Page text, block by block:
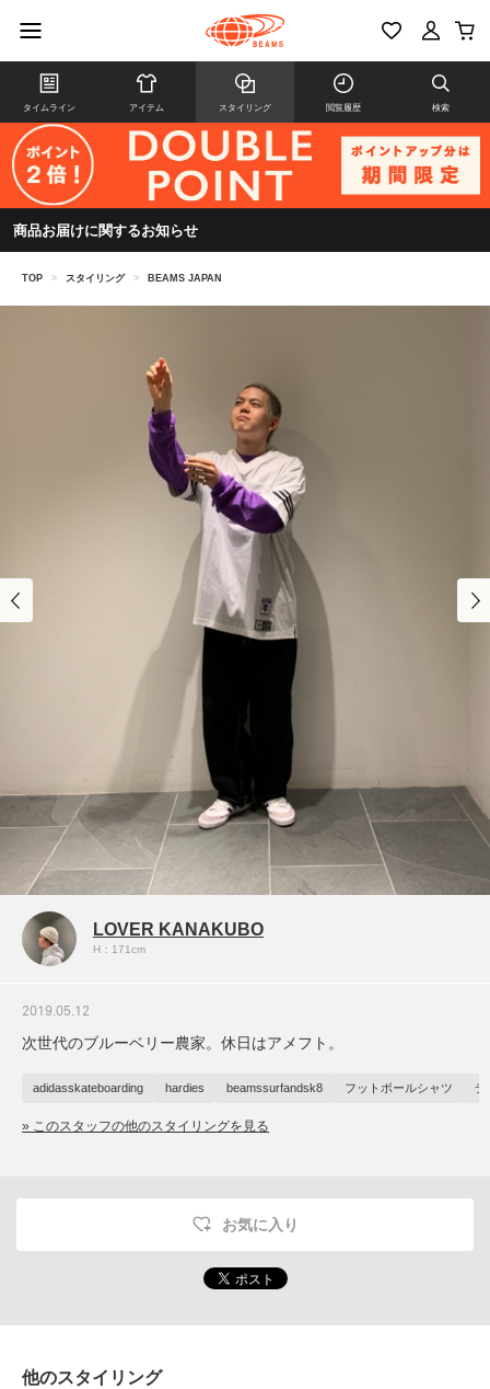
タイムライン アイテム スタイリング 閲覧履歴 検索
商品お届けに関するお知らせ
TOP > スタイリング > BEAMS JAPAN
LOVER KANAKUBO
H：171cm
2019.05.12
次世代のブルーベリー農家。休日はアメフト。
adidasskateboarding hardies beamssurfandsk8 フットボールシャツ デ
» このスタッフの他のスタイリングを見る
お気に入り
他のスタイリング